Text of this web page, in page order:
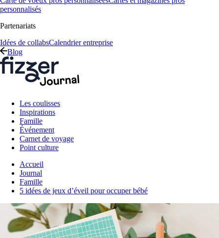
personnalisés
Partenariats
Idées de collabsCalendrier entreprise
Blog
Les coulisses
Inspirations
Famille
Événement
Carnet de voyage
Point culture
Accueil
Journal
Famille
5 idées de jeux d’éveil pour occuper bébé